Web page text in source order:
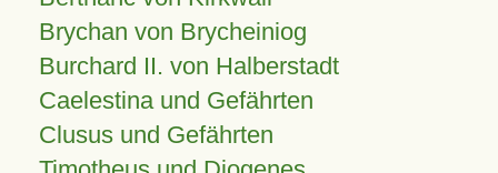
Brychan von Brycheiniog
Burchard II. von Halberstadt
Caelestina und Gefährten
Clusus und Gefährten